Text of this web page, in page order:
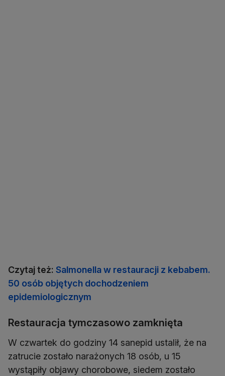
Czytaj też: Salmonella w restauracji z kebabem.
50 osób objętych dochodzeniem
epidemiologicznym
Restauracja tymczasowo zamknięta
W czwartek do godziny 14 sanepid ustalił, że na
zatrucie zostało narażonych 18 osób, u 15
wystąpiły objawy chorobowe, siedem zostało